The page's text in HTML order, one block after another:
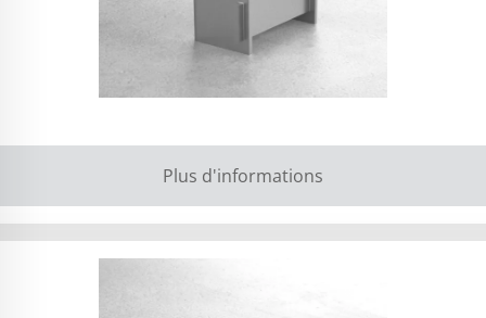
Plus d'informations